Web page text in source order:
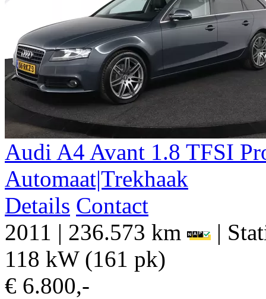
Audi A4 Avant 1.8 TFSI
Automaat|Trekhaak
Details Contact
2011 | 236.573 km |
118 kW (161 pk)
€ 6.800,-